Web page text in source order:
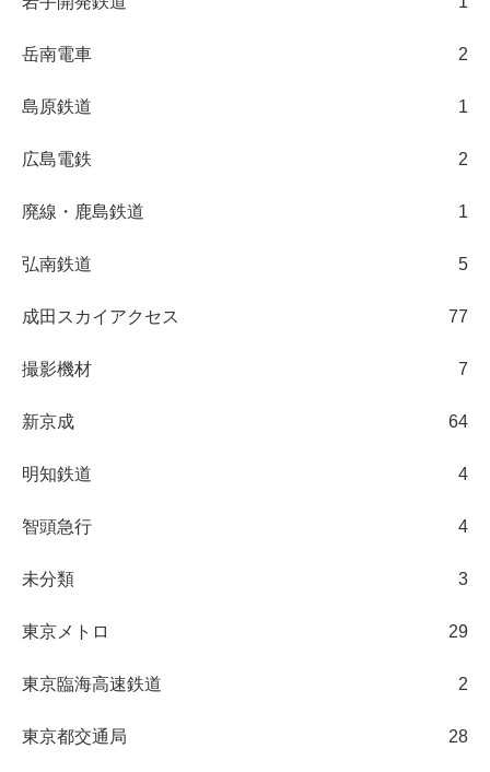
岳南電車 2
島原鉄道 1
広島電鉄 2
廃線・鹿島鉄道 1
弘南鉄道 5
成田スカイアクセス 77
撮影機材 7
新京成 64
明知鉄道 4
智頭急行 4
未分類 3
東京メトロ 29
東京臨海高速鉄道 2
東京都交通局 28